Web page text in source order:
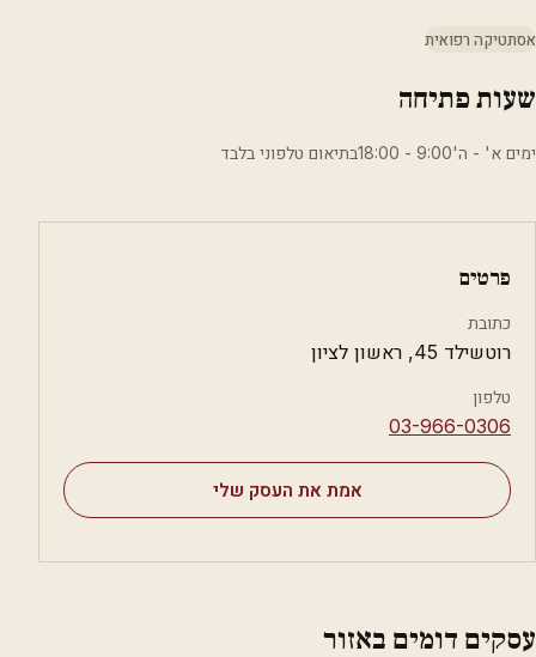
אסתטיקה רפואית
שעות פתיחה
ימים א' - ה'9:00 - 18:00בתיאום טלפוני בלבד
פרטים
כתובת
רוטשילד 45, ראשון לציון
טלפון
⁦03-966-0306⁩
אמת את העסק שלי
עסקים דומים באזור